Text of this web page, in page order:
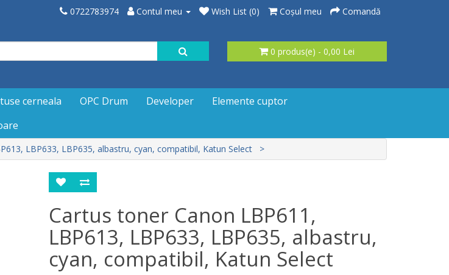
0722783974 Contul meu Wish List (0) Coşul meu Comandă
0 produs(e) - 0,00 Lei
cerneala OPC Drum Developer
Elemente cuptor
LBP633, LBP635, albastru, cyan, compatibil, Katun Select
Cartus toner Canon LBP611,
LBP613, LBP633, LBP635, albastru,
cyan, compatibil, Katun Select